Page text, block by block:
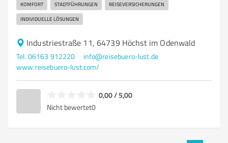
KOMFORT STADTFÜHRUNGEN REISEVERSICHERUNGEN
INDIVIDUELLE LÖSUNGEN
Industriestraße 11, 64739 Höchst im Odenwald
Tel. 06163 912220
info@reisebuero-lust.de
www.reisebuero-lust.com/
0,00 / 5,00
Nicht bewertet0